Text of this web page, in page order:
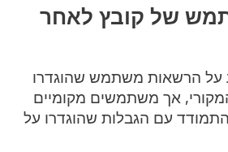
של קובץ לאחר
על הרשאות משתמש שהוגדרו
אך משתמשים מקומיים
עם הגבלות שהוגדרו על